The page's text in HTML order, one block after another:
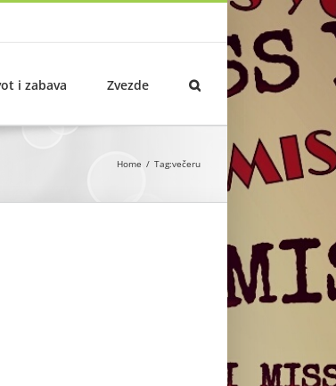
i zabava Zvezde
Home Tag:večeru